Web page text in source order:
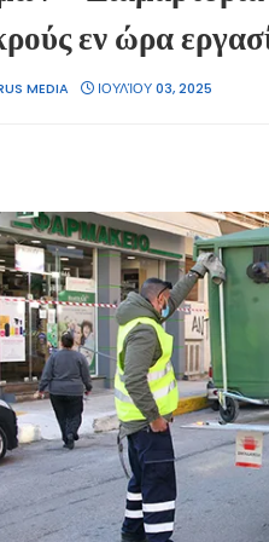
εν ώρα
MEDIA ΙΟΥΛΊΟΥ 03, 2025